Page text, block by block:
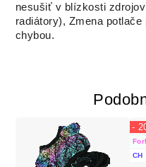
nesušiť v blízkosti
radiátory), Zmena
chybou.
CH
-